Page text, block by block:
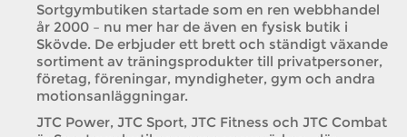
Sortgymbutiken startade som en ren webbhandel
år 2000 – nu mer har de även en fysisk butik i
Skövde. De erbjuder ett brett och ständigt växande
sortiment av träningsprodukter till privatpersoner,
företag, föreningar, myndigheter, gym och andra
motionsanläggningar.
JTC Power, JTC Sport, JTC Fitness och JTC Combat